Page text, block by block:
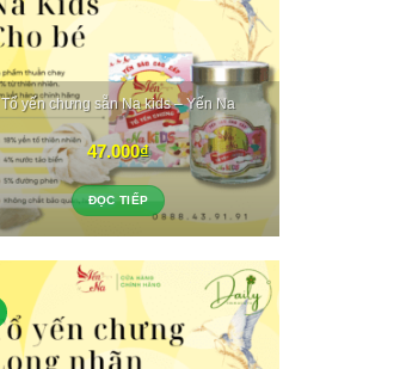
Tổ yến chưng sẵn Na kids – Yến Na
47.000₫
ĐỌC TIẾP